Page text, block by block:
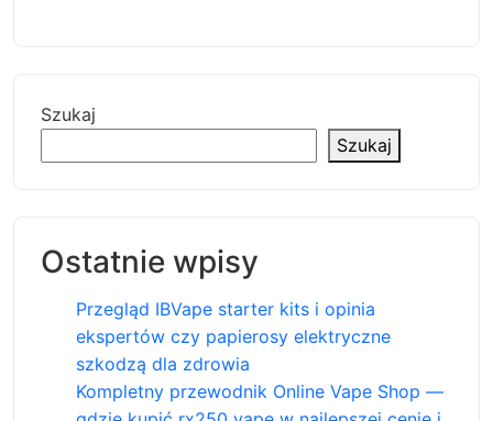
Szukaj
Szukaj
Ostatnie wpisy
Przegląd IBVape starter kits i opinia
ekspertów czy papierosy elektryczne
szkodzą dla zdrowia
Kompletny przewodnik Online Vape Shop —